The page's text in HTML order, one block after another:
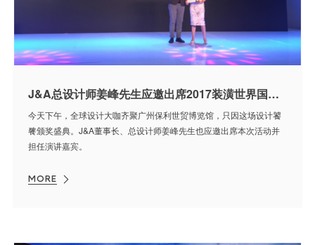
J&A总设计师姜峰先生应邀出席2017装潢世界国际传媒大奖（TDA）颁奖盛典并担任演讲嘉宾
今天下午，全球设计大咖齐聚广州保利世贸博览馆，只因这场设计饕
餮颁奖盛典。J&A董事长、总设计师姜峰先生也应邀出席本次活动并
担任演讲嘉宾。
MORE